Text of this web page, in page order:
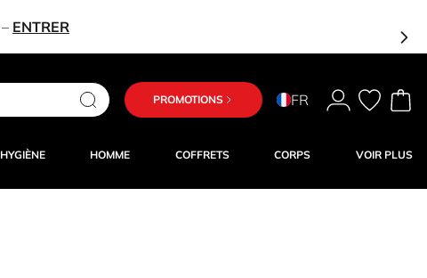
– ENTRER
PROMOTIONS FR
HYGIÈNE HOMME COFFRETS CORPS VOIR PLUS